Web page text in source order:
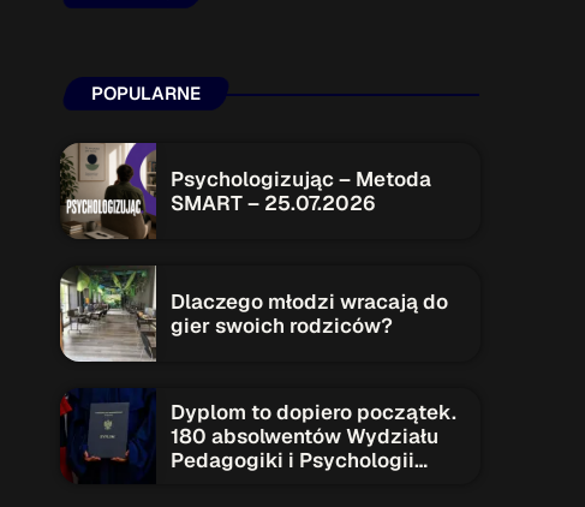
Upcoming shows
POPULARNE
Psychologizując – Metoda
SMART – 25.07.2026
Dlaczego młodzi wracają do
gier swoich rodziców?
Dyplom to dopiero początek.
180 absolwentów Wydziału
Pedagogiki i Psychologii